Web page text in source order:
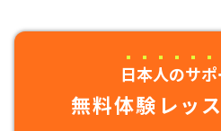
日本人のサ
無料体験レッ